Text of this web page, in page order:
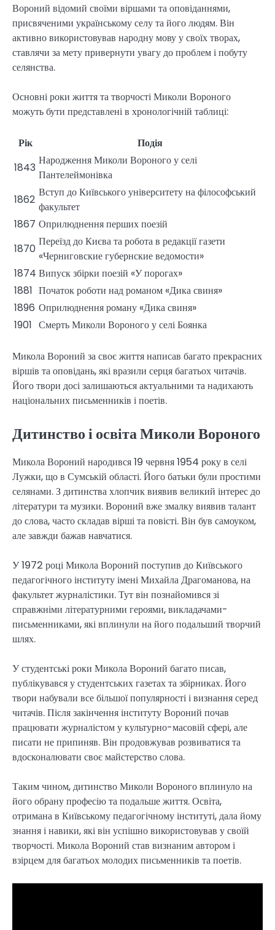
Вороний відомий своїми віршами та оповіданнями,
присвяченими українському селу та його людям. Він
активно використовував народну мову у своїх творах,
ставлячи за мету привернути увагу до проблем і побуту
селянства.
Основні роки життя та творчості Миколи Вороного
можуть бути представлені в хронологічній таблиці:
Рік
Подія
1843
Народження Миколи Вороного у селі
Пантелеймонівка
1862
Вступ до Київського університету на філософський
факультет
1867 Оприлюднення перших поезій
1870
Переїзд до Києва та робота в редакції газети
«Черниговские губернские ведомости»
1874 Випуск збірки поезій «У порогах»
1881 Початок роботи над романом «Дика свиня»
1896 Оприлюднення роману «Дика свиня»
1901 Смерть Миколи Вороного у селі Боянка
Микола Вороний за своє життя написав багато прекрасних
віршів та оповідань, які вразили серця багатьох читачів.
Його твори досі залишаються актуальними та надихають
національних письменників і поетів.
Дитинство і освіта Миколи Вороного
Микола Вороний народився 19 червня 1954 року в селі
Лужки, що в Сумській області. Його батьки були простими
селянами. З дитинства хлопчик виявив великий інтерес до
літератури та музики. Вороний вже змалку виявив талант
до слова, часто складав вірші та повісті. Він був самоуком,
але завжди бажав навчатися.
У 1972 році Микола Вороний поступив до Київського
педагогічного інституту імені Михайла Драгоманова, на
факультет журналістики. Тут він познайомився зі
справжніми літературними героями, викладачами-
письменниками, які вплинули на його подальший творчий
шлях.
У студентські роки Микола Вороний багато писав,
публікувався у студентських газетах та збірниках. Його
твори набували все більшої популярності і визнання серед
читачів. Після закінчення інституту Вороний почав
працювати журналістом у культурно-масовій сфері, але
писати не припиняв. Він продовжував розвиватися та
вдосконалювати своє майстерство слова.
Таким чином, дитинство Миколи Вороного вплинуло на
його обрану професію та подальше життя. Освіта,
отримана в Київському педагогічному інституті, дала йому
знання і навики, які він успішно використовував у своїй
творчості. Микола Вороний став визнаним автором і
взірцем для багатьох молодих письменників та поетів.